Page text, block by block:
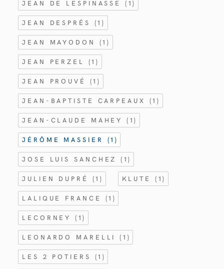
JEAN DE LESPINASSE(1)
JEAN DESPRÉS (1)
JEAN MAYODON (1)
JEAN PERZEL (1)
JEAN PROUVÉ (1)
JEAN-BAPTISTE CARPEAUX (1)
JEAN-CLAUDE MAHEY(1)
JÉRÔME MASSIER (1)
JOSE LUIS SANCHEZ(1)
JULIEN DUPRÉ (1) KLUTE (1)
LALIQUE FRANCE (1)
LECORNEY(1)
LEONARDO MARELLI(1)
LES 2 POTIERS (1)